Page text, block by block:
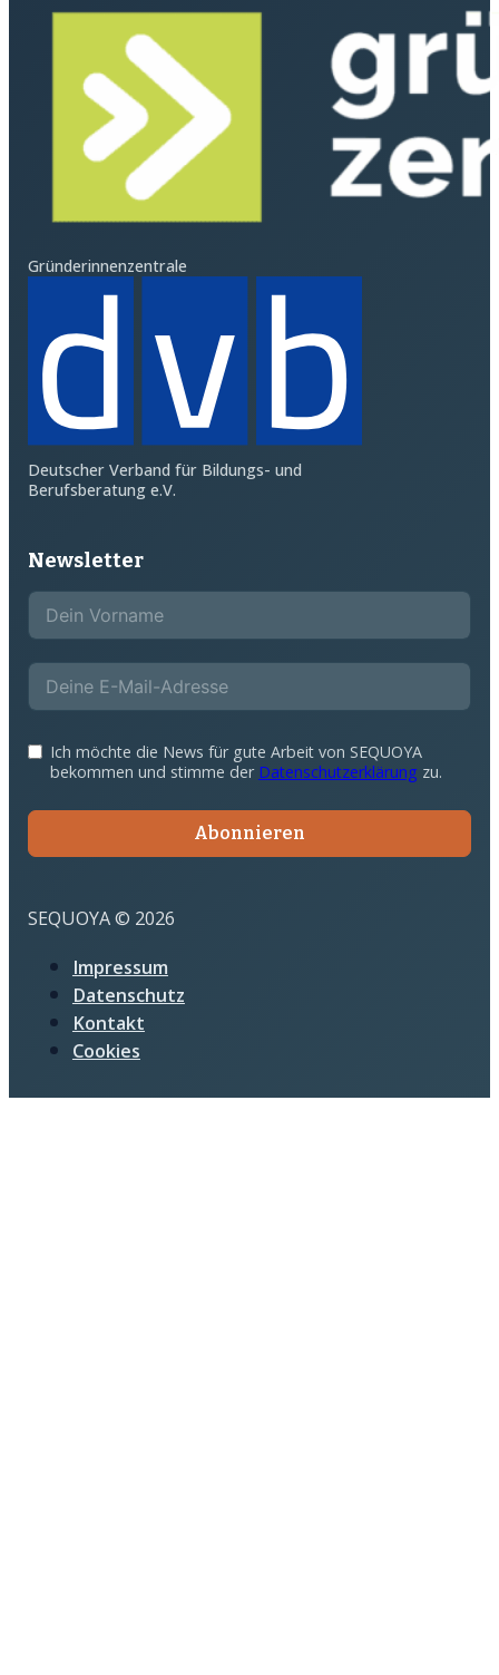
Gründerinnenzentrale
Deutscher Verband für Bildungs- und
Berufsberatung e.V.
Newsletter
Ich möchte die News für gute Arbeit von SEQUOYA
bekommen und stimme der Datenschutzerklärung zu.
Abonnieren
SEQUOYA © 2026
Impressum
Datenschutz
Kontakt
Cookies